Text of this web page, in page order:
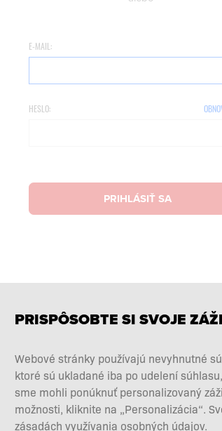
E-MAIL:
HESLO:
PRIHLÁSIŤ SA
PRISPÔSOBTE SI SVOJE
Webové stránky používajú nevyhnutné
ktoré sú ukladané iba po udelení
sme mohli ponúknuť personalizovaný
možnosti, kliknite na „Personalizácia“.
zásadách využívania osobných údajov.